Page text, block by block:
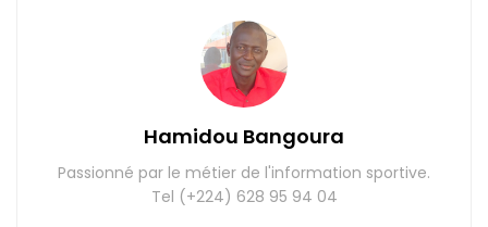
Hamidou Bangoura
Passionné par le métier de l'information sportive.
Tel (+224) 628 95 94 04